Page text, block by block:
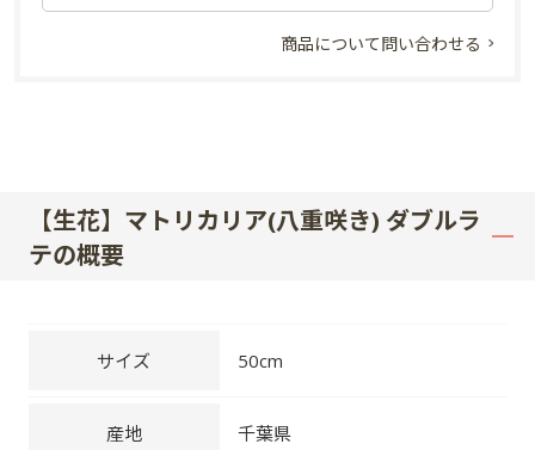
商品について問い合わせる
【生花】マトリカリア(八重咲き) ダブルラ
テの概要
サイズ 50cm
産地 千葉県